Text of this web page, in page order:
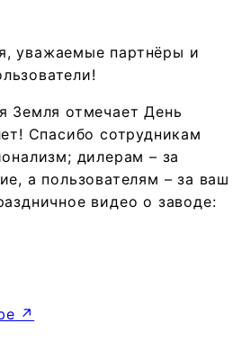
уважаемые партнёры и
Земля отмечает День
Спасибо сотрудникам
дилерам – за
а пользователям – за ваш
видео о заводе:
↗